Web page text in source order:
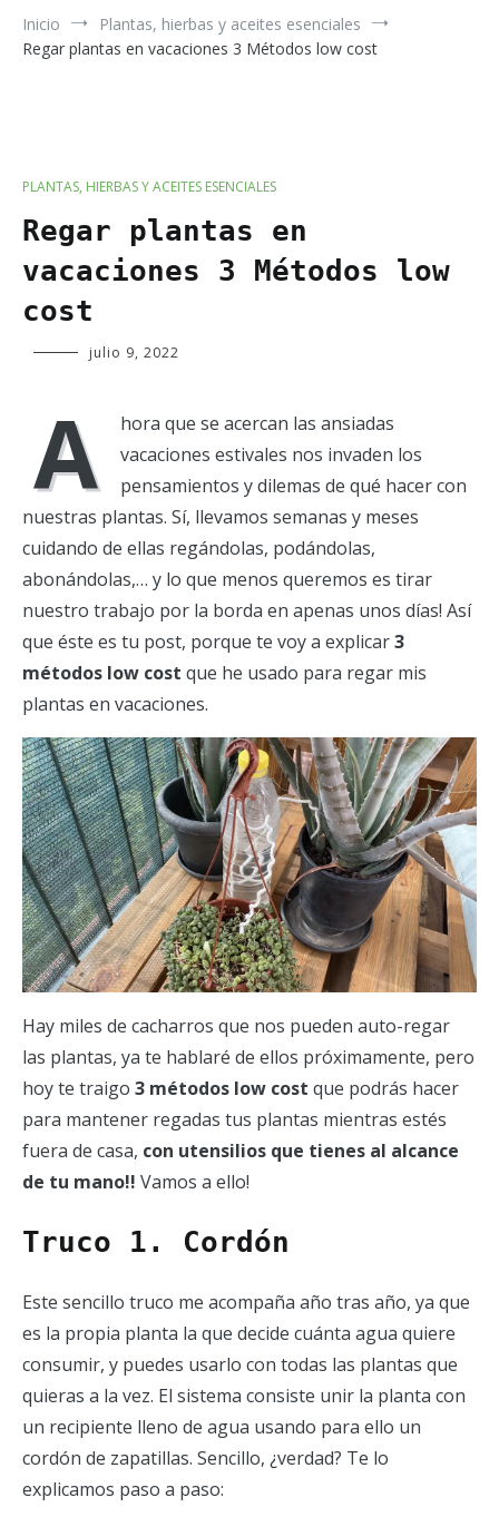
Inicio
Plantas, hierbas y aceites esenciales
Regar plantas en vacaciones 3 Métodos low cost
PLANTAS, HIERBAS Y ACEITES ESENCIALES
Regar plantas en
vacaciones 3 Métodos low
cost
Verde
julio 9, 2022
A
hora que se acercan las ansiadas
vacaciones estivales nos invaden los
pensamientos y dilemas de qué hacer con
nuestras plantas. Sí, llevamos semanas y meses
cuidando de ellas regándolas, podándolas,
abonándolas,… y lo que menos queremos es tirar
nuestro trabajo por la borda en apenas unos días! Así
que éste es tu post, porque te voy a explicar3
métodos low cost que he usado para regar mis
plantas en vacaciones.
Hay miles de cacharros que nos pueden auto-regar
las plantas, ya te hablaré de ellos próximamente, pero
hoy te traigo 3 métodos low cost que podrás hacer
para mantener regadas tus plantas mientras estés
fuera de casa, con utensilios que tienes al alcance
de tu mano!! Vamos a ello!
Truco 1. Cordón
Este sencillo truco me acompaña año tras año, ya que
es la propia planta la que decide cuánta agua quiere
consumir, y puedes usarlo con todas las plantas que
quieras a la vez. El sistema consiste unir la planta con
un recipiente lleno de agua usando para ello un
cordón de zapatillas. Sencillo, ¿verdad? Te lo
explicamos paso a paso: